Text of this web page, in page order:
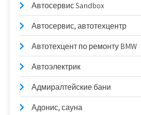
Автосервис Sandbox
Автосервис, автотехцентр
Автотехцент по ремонту BMW
Автоэлектрик
Адмиралтейские бани
Адонис, сауна